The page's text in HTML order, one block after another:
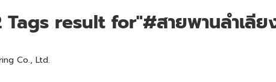
Tags result for"#สายพานลำเลีย
Co., Ltd.